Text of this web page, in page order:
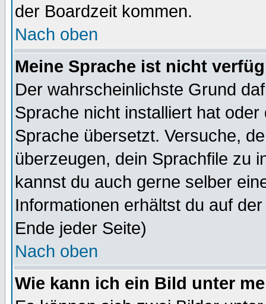
der Boardzeit kommen.
Nach oben
Meine Sprache ist nicht
Der wahrscheinlichste Grund
Sprache nicht installiert hat
Sprache übersetzt. Versuche,
überzeugen, dein Sprachfile zu
kannst du auch gerne selber
Informationen erhältst du auf
Ende jeder Seite)
Nach oben
Wie kann ich ein Bild unter